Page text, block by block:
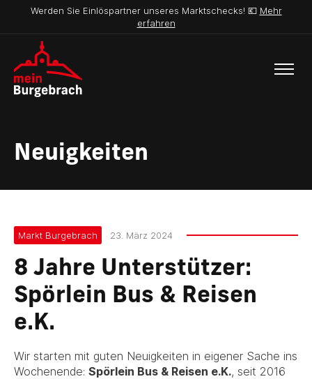
Werden Sie Einlöspartner unseres Marktschecks! 💶 Mehr
erfahren
Neuigkeiten
Markt Burgebrach 23. März 2024
8 Jahre Unterstützer:
Spörlein Bus & Reisen
e.K.
Wir starten mit guten Neuigkeiten in eigener Sache ins
Wochenende: Spörlein Bus & Reisen e.K., seit 2016